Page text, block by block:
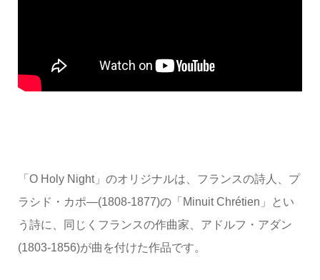
「O Holy Night」のオリジナルは、フランスの詩人、プ
ラシド・カポ―(1808-1877)の「Minuit Chrétien」とい
う詩に、同じくフランスの作曲家、アドルフ・アダン
(1803-1856)が曲を付けた作品です。